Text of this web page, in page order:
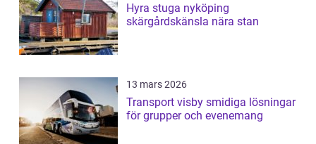
Hyra stuga nyköping
skärgårdskänsla nära stan
13 mars 2026
Transport visby smidiga lösningar
för grupper och evenemang